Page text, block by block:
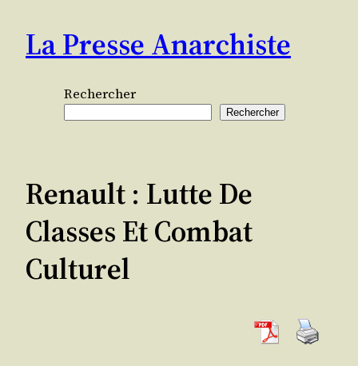
contenu
La Presse Anarchiste
Rechercher
Rechercher
Renault : Lutte De
Classes Et Combat
Culturel